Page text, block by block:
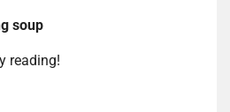
soup
reading!